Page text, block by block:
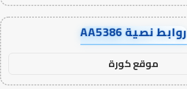
روابط نصية AA5386
موقع كورة